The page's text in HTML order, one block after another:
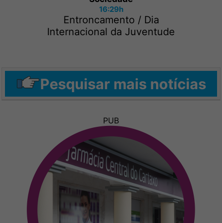
16:29h
Entroncamento / Dia
Internacional da Juventude
Pesquisar mais notícias
PUB